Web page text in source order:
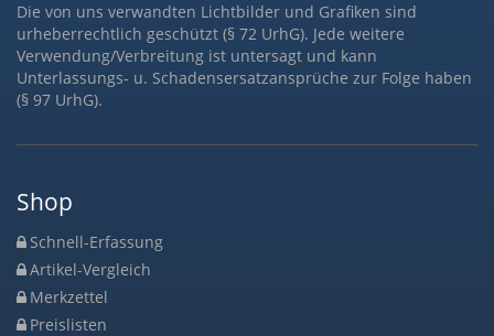
Die von uns verwandten Lichtbilder und Grafiken sind
urheberrechtlich geschützt (§ 72 UrhG). Jede weitere
Verwendung/Verbreitung ist untersagt und kann
Unterlassungs- u. Schadensersatzansprüche zur Folge haben
(§ 97 UrhG).
Shop
Schnell-Erfassung
Artikel-Vergleich
Merkzettel
Preislisten